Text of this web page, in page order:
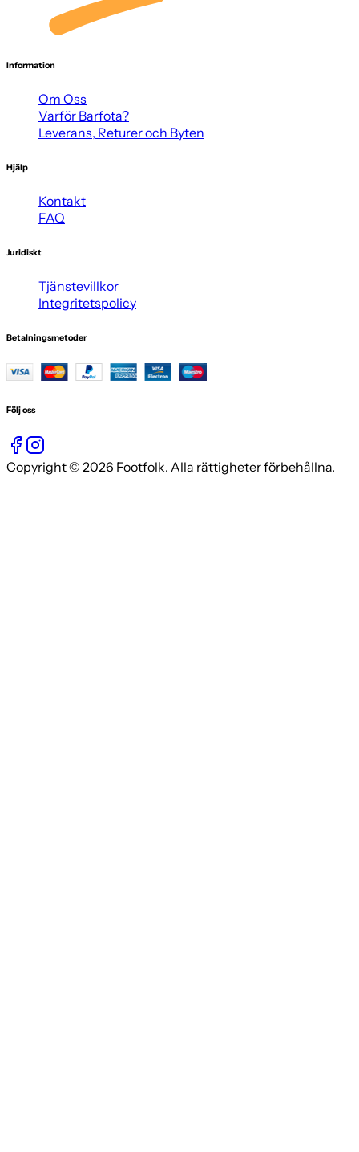
Information
Om Oss
Varför Barfota?
Leverans, Returer och Byten
Hjälp
Kontakt
FAQ
Juridiskt
Tjänstevillkor
Integritetspolicy
Betalningsmetoder
Följ oss
Copyright © 2026 Footfolk. Alla rättigheter förbehållna.